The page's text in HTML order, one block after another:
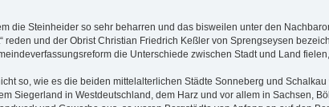
die Steinheider so sehr beharren und das bisweilen unter den
reden und der Obrist Christian Friedrich Keßler von Sprengseysen
die Unterschiede zwischen Stadt und Land
so, wie es die beiden mittelalterlichen Städte Sonneberg und
Siegerland in Westdeutschland, dem Harz und vor allem in Sachsen,